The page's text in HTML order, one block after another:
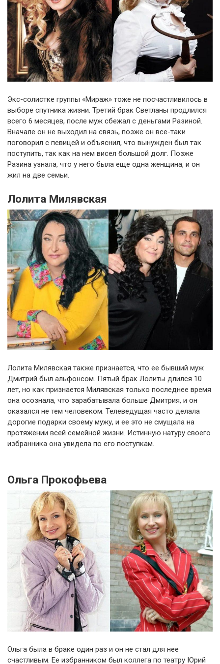
Экс-солистке группы «Мираж» тоже не посчастливилось в
выборе спутника жизни. Третий брак Светланы продлился
всего 6 месяцев, после муж сбежал с деньгами Разиной.
Вначале он не выходил на связь, позже он все-таки
поговорил с певицей и объяснил, что вынужден был так
поступить, так как на нем висел большой долг. Позже
Разина узнала, что у него была еще одна женщина, и он
жил на две семьи.
Лолита Милявская
Лолита Милявская также признается, что ее бывший муж
Дмитрий был альфонсом. Пятый брак Лолиты длился 10
лет, но как признается Милявская только последнее время
она осознала, что зарабатывала больше Дмитрия, и он
оказался не тем человеком. Телеведущая часто делала
дорогие подарки своему мужу, и ее это не смущала на
протяжении всей семейной жизни. Истинную натуру своего
избранника она увидела по его поступкам.
Ольга Прокофьева
Ольга была в браке один раз и он не стал для нее
счастливым. Ее избранником был коллега по театру Юрий